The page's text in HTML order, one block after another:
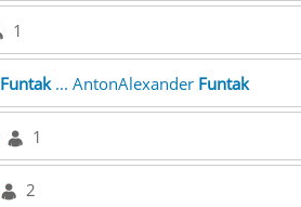
1
Funtak... AntonAlexander Funtak
1
2